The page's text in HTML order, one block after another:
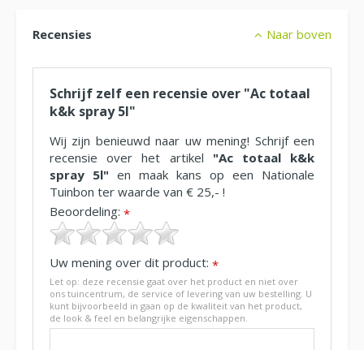
Recensies Naar boven
Schrijf zelf een recensie over "Ac totaal
k&k spray 5l"
Wij zijn benieuwd naar uw mening! Schrijf een
recensie over het artikel "Ac totaal k&k
spray 5l" en maak kans op een Nationale
Tuinbon ter waarde van € 25,- !
Beoordeling: *
Uw mening over dit product: *
Let op: deze recensie gaat over het product en niet over
ons tuincentrum, de service of levering van uw bestelling. U
kunt bijvoorbeeld in gaan op de kwaliteit van het product,
de look & feel en belangrijke eigenschappen.